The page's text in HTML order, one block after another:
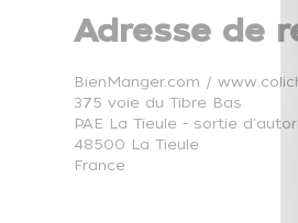
Adresse de
BienManger.com /
375 voie du Tibre Bas
PAE La Tieule - sortie
48500 La Tieule
France